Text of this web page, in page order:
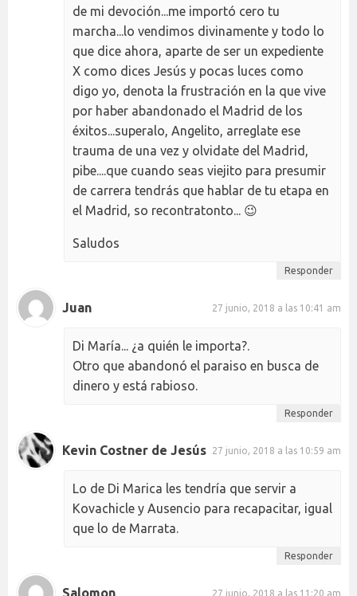
de mi devoción...me importó cero tu
marcha...lo vendimos divinamente y todo lo
que dice ahora, aparte de ser un expediente
X como dices Jesús y pocas luces como
digo yo, denota la frustración en la que vive
por haber abandonado el Madrid de los
éxitos...superalo, Angelito, arreglate ese
trauma de una vez y olvidate del Madrid,
pibe....que cuando seas viejito para presumir
de carrera tendrás que hablar de tu etapa en
el Madrid, so recontratonto... 😉
Saludos
Responder
Juan 27 junio, 2018 a las 10:41 am
Di María... ¿a quién le importa?.
Otro que abandonó el paraiso en busca de
dinero y está rabioso.
Responder
Kevin Costner de Jesús 27 junio, 2018 a las 10:59 am
Lo de Di Marica les tendría que servir a
Kovachicle y Ausencio para recapacitar, igual
que lo de Marrata.
Responder
Salomon 27 junio, 2018 a las 11:20 am